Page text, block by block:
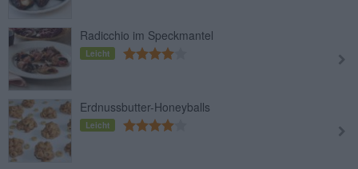
Radicchio im Speckmantel
Leicht
Erdnussbutter-Honeyballs
Leicht